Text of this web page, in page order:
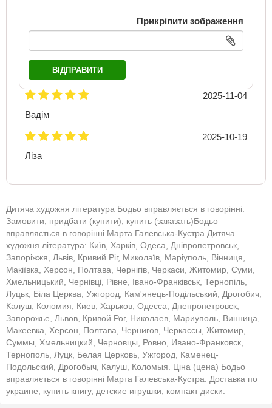
Прикріпити зображення
ВІДПРАВИТИ
2025-11-04
Вадім
2025-10-19
Ліза
Дитяча художня література Бодьо вправляється в говорінні.
Замовити, придбати (купити), купить (заказать)Бодьо
вправляється в говорінні Марта Галевська-Кустра Дитяча
художня література: Київ, Харків, Одеса, Дніпропетровськ,
Запоріжжя, Львів, Кривий Ріг, Миколаїв, Маріуполь, Вінниця,
Макіївка, Херсон, Полтава, Чернігів, Черкаси, Житомир, Суми,
Хмельницький, Чернівці, Рівне, Івано-Франківськ, Тернопіль,
Луцьк, Біла Церква, Ужгород, Кам'янець-Подільський, Дрогобич,
Калуш, Коломия, Киев, Харьков, Одесса, Днепропетровск,
Запорожье, Львов, Кривой Рог, Николаев, Мариуполь, Винница,
Макеевка, Херсон, Полтава, Чернигов, Черкассы, Житомир,
Суммы, Хмельницкий, Черновцы, Ровно, Ивано-Франковск,
Тернополь, Луцк, Белая Церковь, Ужгород, Каменец-
Подольский, Дрогобыч, Калуш, Коломыя. Ціна (цена) Бодьо
вправляється в говорінні Марта Галевська-Кустра. Доставка по
украине, купить книгу, детские игрушки, компакт диски.